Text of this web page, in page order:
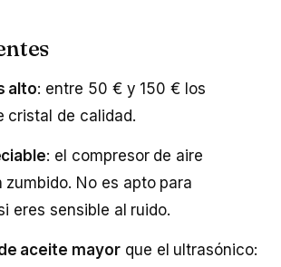
alto: entre 50 € y 150 € los
cristal de calidad.
: el compresor de aire
zumbido. No es apto para
eres sensible al ruido.
aceite mayorque el ultrasónico: